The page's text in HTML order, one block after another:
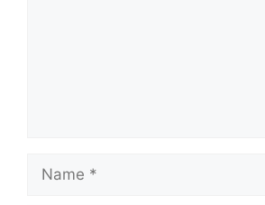
Name